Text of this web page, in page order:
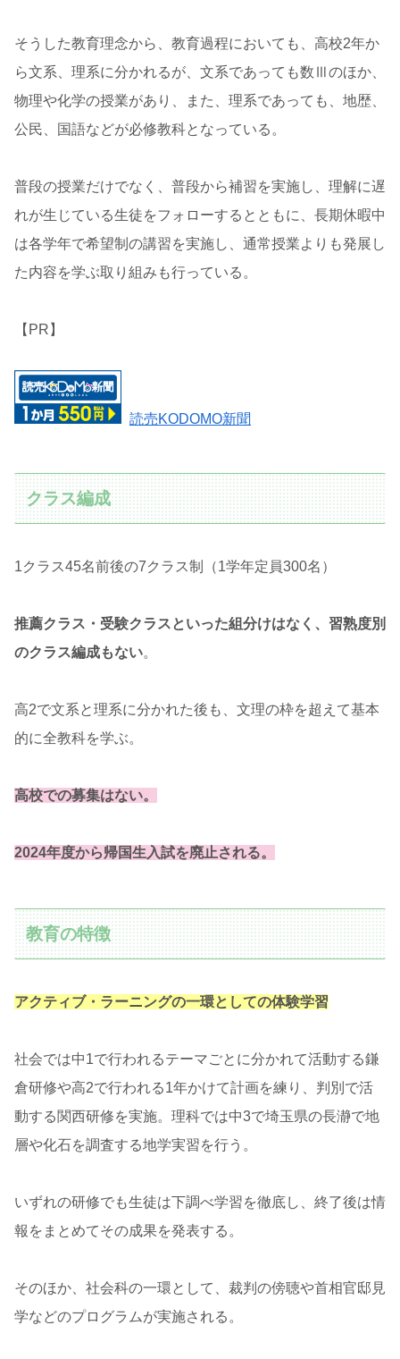
そうした教育理念から、教育過程においても、高校2年か
ら文系、理系に分かれるが、文系であっても数Ⅲのほか、
物理や化学の授業があり、また、理系であっても、地歴、
公民、国語などが必修教科となっている。
普段の授業だけでなく、普段から補習を実施し、理解に遅
れが生じている生徒をフォローするとともに、長期休暇中
は各学年で希望制の講習を実施し、通常授業よりも発展し
た内容を学ぶ取り組みも行っている。
【PR】
読売KODOMO新聞
クラス編成
1クラス45名前後の7クラス制（1学年定員300名）
推薦クラス・受験クラスといった組分けはなく、習熟度別
のクラス編成もない。
高2で文系と理系に分かれた後も、文理の枠を超えて基本
的に全教科を学ぶ。
高校での募集はない。
2024年度から帰国生入試を廃止される。
教育の特徴
アクティブ・ラーニングの一環としての体験学習
社会では中1で行われるテーマごとに分かれて活動する鎌
倉研修や高2で行われる1年かけて計画を練り、判別で活
動する関西研修を実施。理科では中3で埼玉県の長瀞で地
層や化石を調査する地学実習を行う。
いずれの研修でも生徒は下調べ学習を徹底し、終了後は情
報をまとめてその成果を発表する。
そのほか、社会科の一環として、裁判の傍聴や首相官邸見
学などのプログラムが実施される。